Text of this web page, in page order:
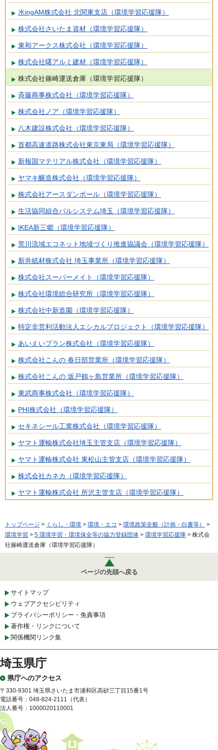
水ingAM株式会社 北関東支店（環境学習応援隊）
株式会社さいたま資材（環境学習応援隊）
東和アークス株式会社（環境学習応援隊）
株式会社曙アルミ建材（環境学習応援隊）
株式会社篠崎運送倉庫（環境学習応援隊）
斉藤商事株式会社（環境学習応援隊）
株式会社ノア（環境学習応援隊）
八木建設株式会社（環境学習応援隊）
首都高速道路株式会社東京東局（環境学習応援隊）
新報国マテリアル株式会社（環境学習応援隊）
ヤマキ醸造株式会社（環境学習応援隊）
株式会社アースダンボール（環境学習応援隊）
生活協同組合パルシステム埼玉（環境学習応援隊）
IKEA新三郷（環境学習応援隊）
荒川流域エコネット地域づくり推進協議会（環境学習応援隊）
新井紙材株式会社 埼玉事業所（環境学習応援隊）
株式会社スーパーメイト（環境学習応援隊）
株式会社環境総合研究所（環境学習応援隊）
株式会社中新造園（環境学習応援隊）
特定非営利活動法人エシカルプロジェクト（環境学習応援隊）
あいえいプラン株式会社（環境学習応援隊）
株式会社こんの 春日部営業所（環境学習応援隊）
株式会社こんの 坂戸鶴ヶ島営業所（環境学習応援隊）
東武商事株式会社（環境学習応援隊）
PHI株式会社（環境学習応援隊）
セキネシール工業株式会社（環境学習応援隊）
ヤマト運輸株式会社埼玉主管支店（環境学習応援隊）
ヤマト運輸株式会社 東松山主管支店（環境学習応援隊）
株式会社カネカ（環境学習応援隊）
ヤマト運輸株式会社 所沢主管支店（環境学習応援隊）
トップページ > くらし・環境 > 環境・エコ > 環境政策全般（計画・白書等）
>
環境学習 > 5 環境学習・環境保全等の協力登録団体 > 環境学習応援隊 > 株式会
社篠崎運送倉庫（環境学習応援隊）
ページの先頭へ戻る
サイトマップ
ウェブアクセシビリティ
プライバシーポリシー・免責事項
著作権・リンクについて
関係機関リンク集
埼玉県庁
県庁へのアクセス
〒330-9301 埼玉県さいたま市浦和区高砂三丁目15番1号
電話番号：048-824-2111（代表）
法人番号：1000020110001